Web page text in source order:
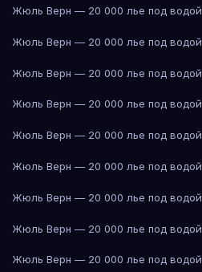
Жюль Верн — 20 000 лье под водой
Жюль Верн — 20 000 лье под водой
Жюль Верн — 20 000 лье под водой
Жюль Верн — 20 000 лье под водой
Жюль Верн — 20 000 лье под водой
Жюль Верн — 20 000 лье под водой
Жюль Верн — 20 000 лье под водой
Жюль Верн — 20 000 лье под водой
Жюль Верн — 20 000 лье под водой